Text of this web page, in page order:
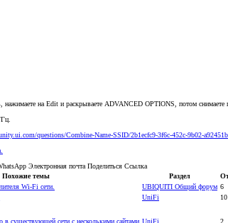
на Edit и раскрываете ADVANCED OPTIONS, потом
questions/Combine-Name-SSID/2b1ecfc9-3f6c-452c-9b02-
Электронная почта Поделиться Ссылка
Похожие темы Раздел
Wi-Fi сети. UBIQUITI Общий форум 6
UniFi 10
существующей сети с несколькими сайтами UniFi 2